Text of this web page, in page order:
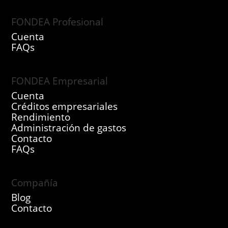
FONDEA Profesional
Cuenta
FAQs
FONDEA Empresarial
Cuenta
Créditos empresariales
Rendimiento
Administración de gastos
Contacto
FAQs
Compañía
Blog
Contacto